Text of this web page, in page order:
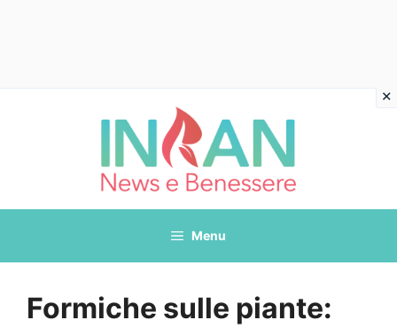
Menu
Formiche sulle piante: